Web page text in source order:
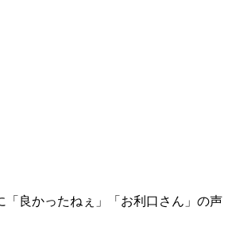
良かったねぇ」「お利口さん」の声